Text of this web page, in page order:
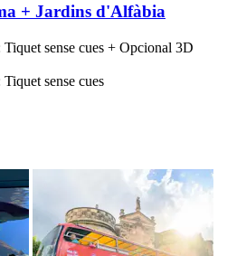
+ Jardins d'Alfàbia
sense cues + Opcional 3D
sense cues